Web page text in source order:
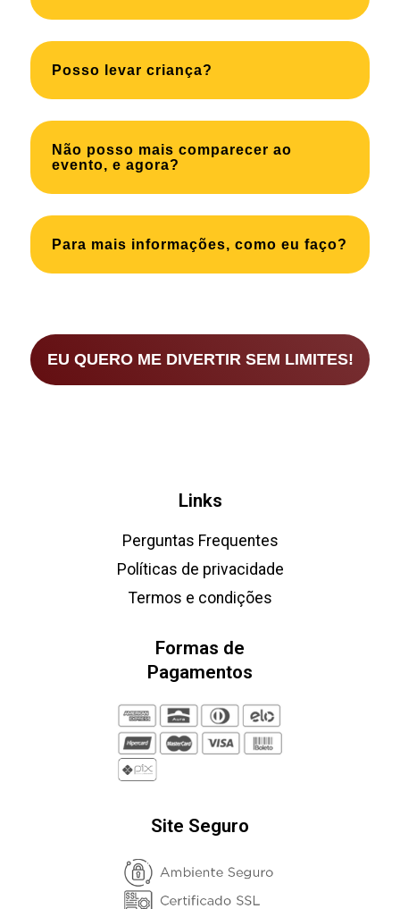
Posso levar criança?
Não posso mais comparecer ao
evento, e agora?
Para mais informações, como eu faço?
EU QUERO ME DIVERTIR SEM LIMITES!
Links
Perguntas Frequentes
Políticas de privacidade
Termos e condições
Formas de
Pagamentos
Site Seguro